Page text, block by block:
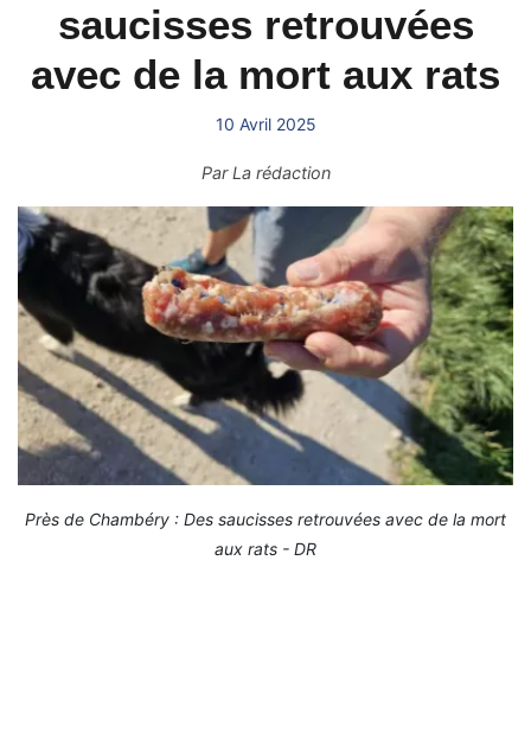
saucisses retrouvées
avec de la mort aux rats
10 Avril 2025
ParLa rédaction
Près de Chambéry : Des saucisses retrouvées avec de la mort
aux rats - DR